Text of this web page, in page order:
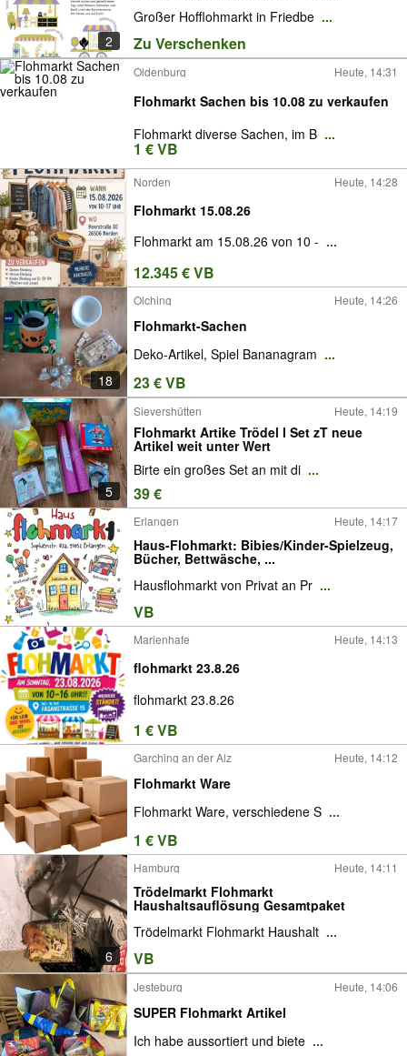
2
Großer Hofflohmarkt in Friedbe ...
Zu Verschenken
Oldenburg Heute, 14:31
Flohmarkt Sachen bis 10.08 zu verkaufen
Flohmarkt diverse Sachen, im B ...
1 € VB
Norden Heute, 14:28
Flohmarkt 15.08.26
Flohmarkt am 15.08.26 von 10 - ...
12.345 € VB
18
Olching Heute, 14:26
Flohmarkt-Sachen
Deko-Artikel, Spiel Bananagram ...
23 € VB
5
Sievershütten Heute, 14:19
Flohmarkt Artike Trödel l Set zT neue
Artikel weit unter Wert
Birte ein großes Set an mit di ...
39 €
Erlangen Heute, 14:17
Haus-Flohmarkt: Bibies/Kinder-Spielzeug,
Bücher, Bettwäsche, ...
Hausflohmarkt von Privat an Pr ...
VB
Marienhafe Heute, 14:13
flohmarkt 23.8.26
flohmarkt 23.8.26
1 € VB
Garching an der Alz Heute, 14:12
Flohmarkt Ware
Flohmarkt Ware, verschiedene S ...
1 € VB
6
Hamburg Heute, 14:11
Trödelmarkt Flohmarkt
Haushaltsauflösung Gesamtpaket
Trödelmarkt Flohmarkt Haushalt ...
VB
Jesteburg Heute, 14:06
SUPER Flohmarkt Artikel
Ich habe aussortiert und biete ...